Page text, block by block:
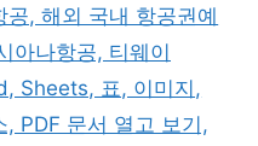
, 해외 국내 항공권예
아나항공, 티웨이
Sheets, 표, 이미지,
PDF 문서 열고 보기,